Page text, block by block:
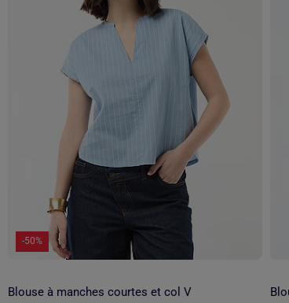
-50%
Blouse à manches courtes et col V